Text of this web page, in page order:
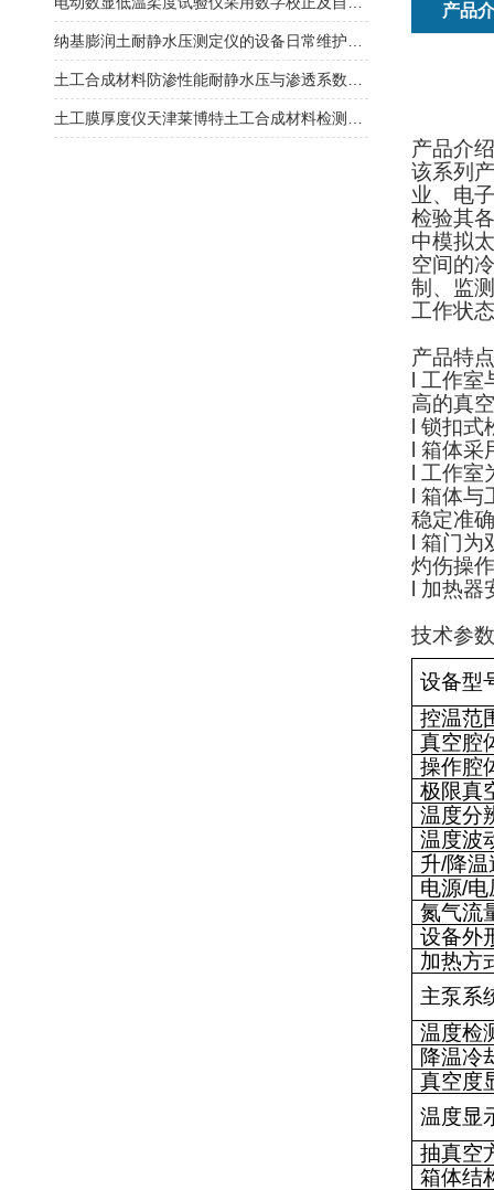
产品
产品介
该系列
业、电
检验其
中模拟
空间的
制、监
工作状
产品特
工作室
高的真
锁扣式
箱体采
工作室
箱体与
稳定准
箱门为
灼伤操
加热器
技术参
设备型
控温范
真空腔
操作腔
极限真
温度分
温度波
升/降温
电源/电
氮气流
设备外
加热方
主泵系
温度检
降温冷
真空度
温度显
抽真空
箱体结